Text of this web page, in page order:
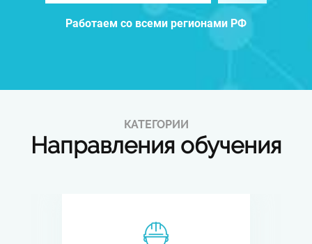
Работаем со всеми регионами РФ
КАТЕГОРИИ
Направления обучения